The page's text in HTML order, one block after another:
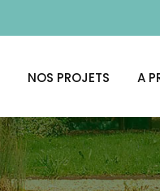
NOS PROJETS A